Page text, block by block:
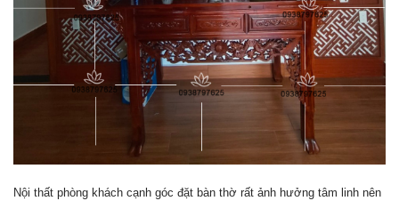
Nội thất phòng khách cạnh góc đặt bàn thờ rất ảnh hưởng tâm linh nên